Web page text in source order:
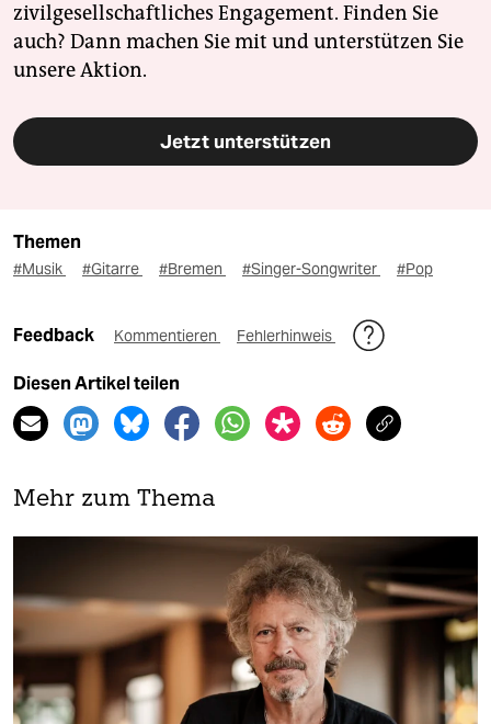
zivilgesellschaftliches Engagement. Finden Sie
auch? Dann machen Sie mit und unterstützen Sie
unsere Aktion.
Jetzt unterstützen
Themen
#Musik #Gitarre #Bremen #Singer-Songwriter #Pop
Feedback Kommentieren Fehlerhinweis
Diesen Artikel teilen
Mehr zum Thema